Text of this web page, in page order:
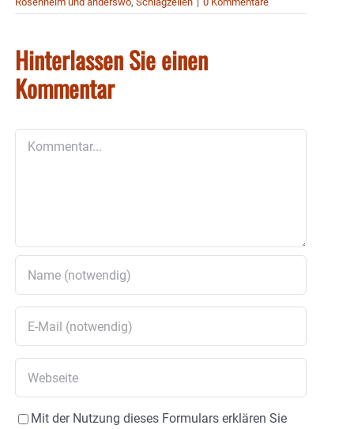
Hinterlassen Sie einen
Kommentar
Mit der Nutzung dieses Formulars erklären Sie